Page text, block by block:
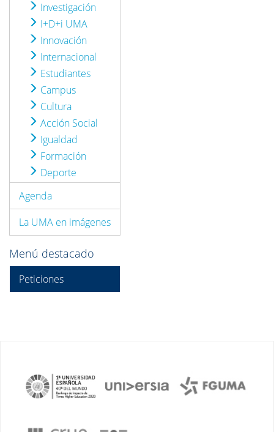
Investigación
I+D+i UMA
Innovación
Internacional
Estudiantes
Campus
Cultura
Acción Social
Igualdad
Formación
Deporte
Agenda
La UMA en imágenes
Menú destacado
Peticiones